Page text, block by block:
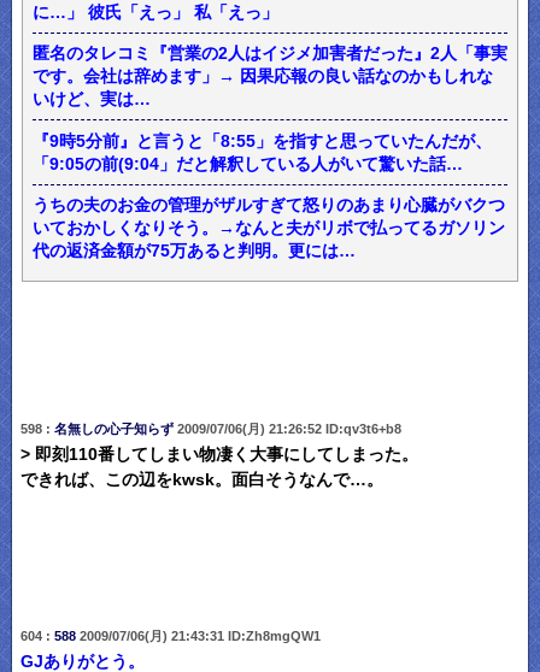
に…」 彼氏「えっ」 私「えっ」
匿名のタレコミ『営業の2人はイジメ加害者だった』2人「事実
です。会社は辞めます」→ 因果応報の良い話なのかもしれな
いけど、実は…
『9時5分前』と言うと「8:55」を指すと思っていたんだが、
「9:05の前(9:04」だと解釈している人がいて驚いた話…
うちの夫のお金の管理がザルすぎて怒りのあまり心臓がバクつ
いておかしくなりそう。→なんと夫がリボで払ってるガソリン
代の返済金額が75万あると判明。更には…
598 : 名無しの心子知らず2009/07/06(月) 21:26:52 ID:qv3t6+b8
> 即刻110番してしまい物凄く大事にしてしまった。
できれば、この辺をkwsk。面白そうなんで…。
604 : 5882009/07/06(月) 21:43:31 ID:Zh8mgQW1
GJありがとう。